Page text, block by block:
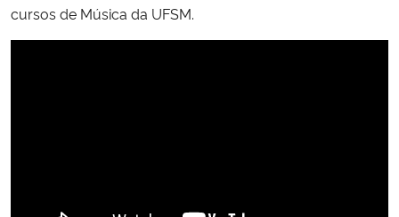
cursos de Música da UFSM.